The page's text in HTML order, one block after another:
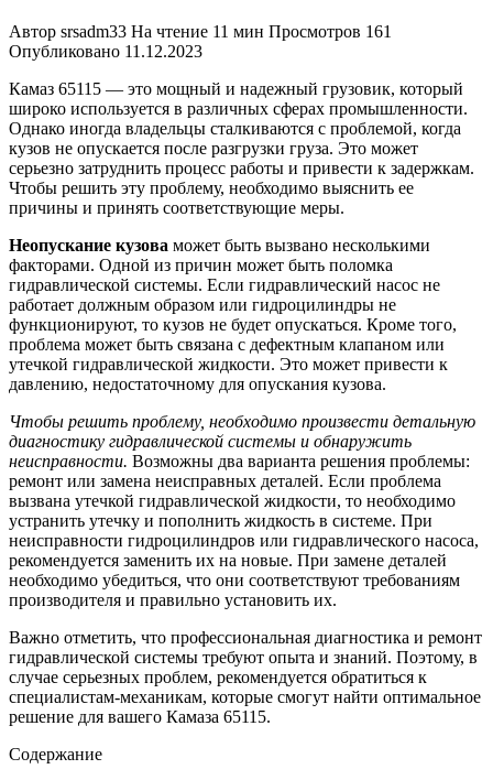
Автор srsadm33 На чтение 11 мин Просмотров 161
Опубликовано 11.12.2023
Камаз 65115 — это мощный и надежный грузовик, который
широко используется в различных сферах промышленности.
Однако иногда владельцы сталкиваются с проблемой, когда
кузов не опускается после разгрузки груза. Это может
серьезно затруднить процесс работы и привести к задержкам.
Чтобы решить эту проблему, необходимо выяснить ее
причины и принять соответствующие меры.
Неопускание кузова может быть вызвано несколькими
факторами. Одной из причин может быть поломка
гидравлической системы. Если гидравлический насос не
работает должным образом или гидроцилиндры не
функционируют, то кузов не будет опускаться. Кроме того,
проблема может быть связана с дефектным клапаном или
утечкой гидравлической жидкости. Это может привести к
давлению, недостаточному для опускания кузова.
Чтобы решить проблему, необходимо произвести детальную
диагностику гидравлической системы и обнаружить
неисправности. Возможны два варианта решения проблемы:
ремонт или замена неисправных деталей. Если проблема
вызвана утечкой гидравлической жидкости, то необходимо
устранить утечку и пополнить жидкость в системе. При
неисправности гидроцилиндров или гидравлического насоса,
рекомендуется заменить их на новые. При замене деталей
необходимо убедиться, что они соответствуют требованиям
производителя и правильно установить их.
Важно отметить, что профессиональная диагностика и ремонт
гидравлической системы требуют опыта и знаний. Поэтому, в
случае серьезных проблем, рекомендуется обратиться к
специалистам-механикам, которые смогут найти оптимальное
решение для вашего Камаза 65115.
Содержание